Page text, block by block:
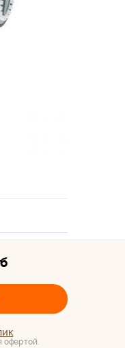
офертой.